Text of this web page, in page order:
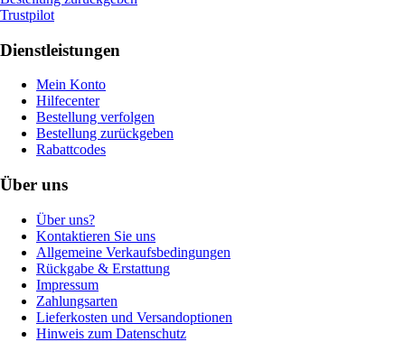
Trustpilot
Dienstleistungen
Mein Konto
Hilfecenter
Bestellung verfolgen
Bestellung zurückgeben
Rabattcodes
Über uns
Über uns?
Kontaktieren Sie uns
Allgemeine Verkaufsbedingungen
Rückgabe & Erstattung
Impressum
Zahlungsarten
Lieferkosten und Versandoptionen
Hinweis zum Datenschutz